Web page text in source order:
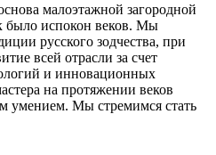
малоэтажной загородной
было испокон веков. Мы
русского зодчества, при
всей отрасли за счет
и инновационных
на протяжении веков
умением. Мы стремимся стать